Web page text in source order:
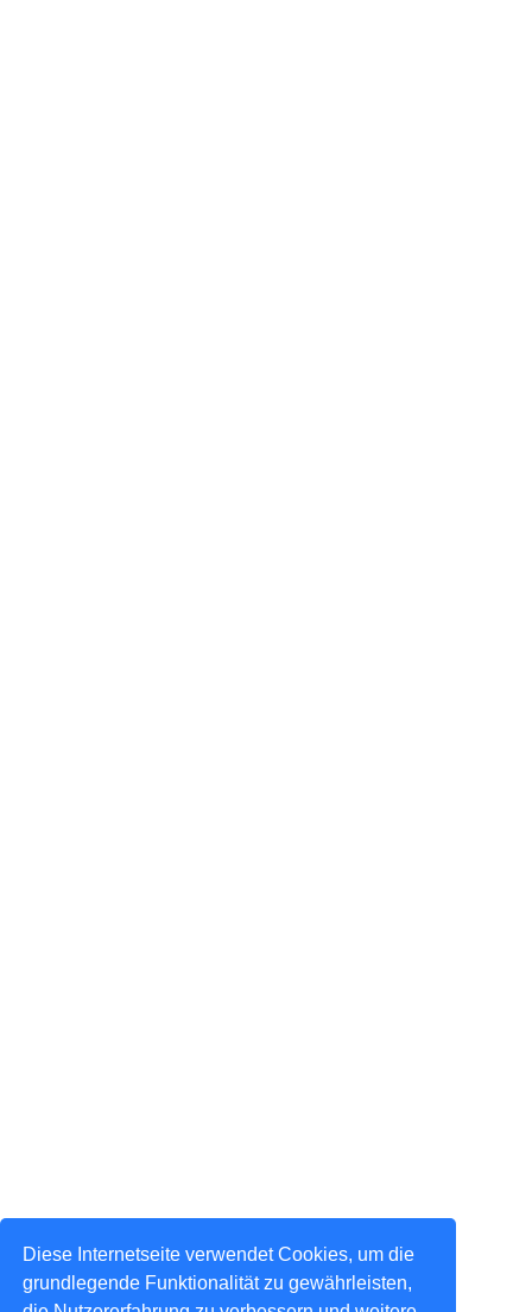
Diese Internetseite verwendet Cookies, um die
grundlegende Funktionalität zu gewährleisten,